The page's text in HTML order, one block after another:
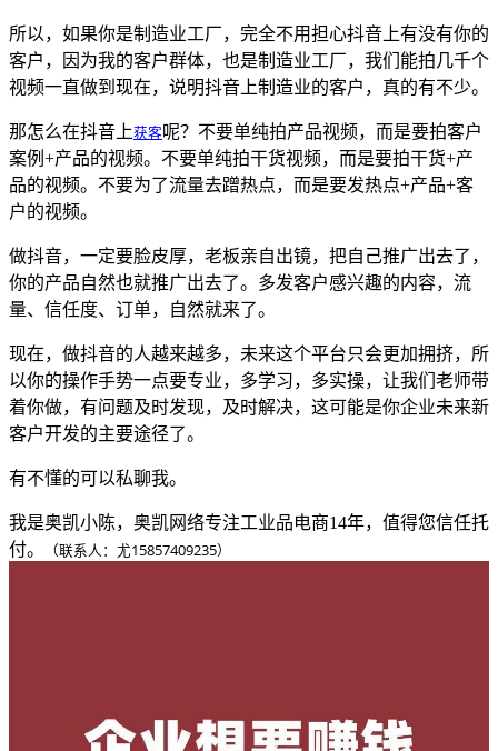
所以，如果你是制造业工厂，完全不用担心抖音上有没有你的
客户，因为我的客户群体，也是制造业工厂，我们能拍几千个
视频一直做到现在，说明抖音上制造业的客户，真的有不少。
那怎么在抖音上获客呢？不要单纯拍产品视频，而是要拍客户
案例+产品的视频。不要单纯拍干货视频，而是要拍干货+产
品的视频。不要为了流量去蹭热点，而是要发热点+产品+客
户的视频。
做抖音，一定要脸皮厚，老板亲自出镜，把自己推广出去了，
你的产品自然也就推广出去了。多发客户感兴趣的内容，流
量、信任度、订单，自然就来了。
现在，做抖音的人越来越多，未来这个平台只会更加拥挤，所
以你的操作手势一点要专业，多学习，多实操，让我们老师带
着你做，有问题及时发现，及时解决，这可能是你企业未来新
客户开发的主要途径了。
有不懂的可以私聊我。
我是奥凯小陈，奥凯网络专注工业品电商14年，值得您信任托
付。
（联系人：尤15857409235）